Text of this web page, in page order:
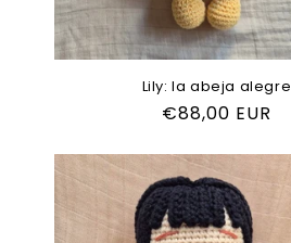
Lily: la abeja alegre
Precio
€88,00 EUR